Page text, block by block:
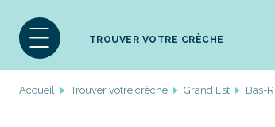
TROUVER VOTRE CRÈCHE
Accueil Trouver votre crèche Grand Est Bas-